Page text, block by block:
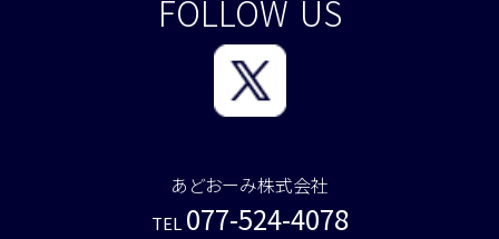
FOLLOW US
あどおーみ株式会社
TEL 077-524-4078